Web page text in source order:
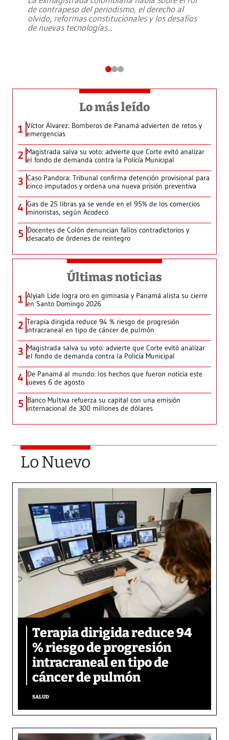
de contrapeso del periodismo, el derecho al
olvido, reformas constitucionales y los desafíos
de nuevas tecnologías...
Lo más leído
1 Víctor Álvarez: Bomberos de Panamá advierten de retos y
emergencias
2 Magistrada salva su voto: advierte que Corte evitó analizar
el fondo de demanda contra la Policía Municipal
3 Caso Pandora: Tribunal confirma detención provisional para
cinco imputados y ordena una nueva prisión preventiva
4 Gas de 25 libras ya se vende en el 95% de los comercios
minoristas, según Acodeco
5 Docentes de Colón denuncian fallos contradictorios y
desacato de órdenes de reintegro
Últimas noticias
1 Alyiah Lide logra oro en gimnasia y Panamá alista su cierre
en Santo Domingo 2026
2 Terapia dirigida reduce 94 % riesgo de progresión
intracraneal en tipo de cáncer de pulmón
3 Magistrada salva su voto: advierte que Corte evitó analizar
el fondo de demanda contra la Policía Municipal
4 De Panamá al mundo: los hechos que fueron noticia este
jueves 6 de agosto
5 Banco Multiva refuerza su capital con una emisión
internacional de 300 millones de dólares
Lo Nuevo
Terapia dirigida reduce 94
% riesgo de progresión
intracraneal en tipo de
cáncer de pulmón
SALUD